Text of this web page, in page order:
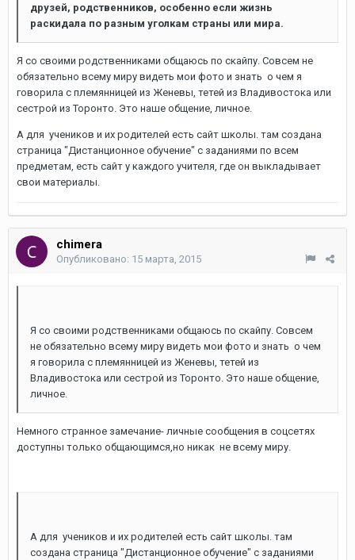
друзей, родственников, особенно если жизнь
раскидала по разным уголкам страны или мира.
Я со своими родственниками общаюсь по скайпу. Совсем не
обязательно всему миру видеть мои фото и знать о чем я
говорила с племянницей из Женевы, тетей из Владивостока или
сестрой из Торонто. Это наше общение, личное.
А для учеников и их родителей есть сайт школы. там создана
страница "Дистанционное обучение" с заданиями по всем
предметам, есть сайт у каждого учителя, где он выкладывает
свои материалы.
chimera
Опубликовано: 15 марта, 2015
Я со своими родственниками общаюсь по скайпу. Совсем
не обязательно всему миру видеть мои фото и знать о чем
я говорила с племянницей из Женевы, тетей из
Владивостока или сестрой из Торонто. Это наше общение,
личное.
Немного странное замечание- личные сообщения в соцсетях
доступны только общающимся,но никак не всему миру.
А для учеников и их родителей есть сайт школы. там
создана страница "Дистанционное обучение" с заданиями